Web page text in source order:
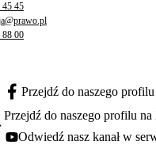
45 45
88 00
facebook - otwiera się w nowej karcie
Przejdź do naszego
się w nowej karcie
Przejdź do naszego profilu
youtube - otwiera się w nowej karcie
Odwiedź nasz kanał w